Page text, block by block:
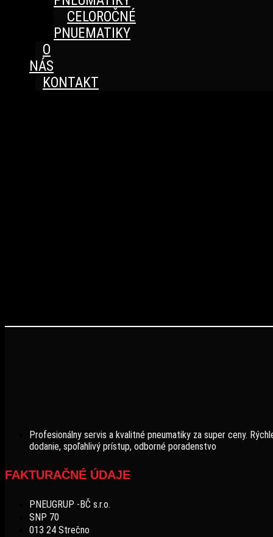
CELOROČNÉ
PNUEMATIKY
O
NÁS
KONTAKT
Profesionálny servis a kvalitné pneumatiky za super ceny.
dodanie, spoľahlivý prístup, odborné poradenstvo
FAKTURAČNÉ ÚDAJE
PNEUGRUP -BČ s.r.o.
SNP 70
013 24 Strečno